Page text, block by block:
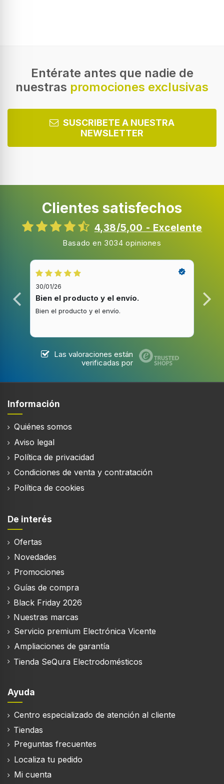
Código IP (International Protection)
CE, GS, ERP
Interior
Opciones de colocación
Piso, Pared
Negro
Material de la carcasa
Vidrio
Luz de indicación
Botones, Giratorio
Desempeño
1500 W
Ajustes de termostato
Entérate antes que nadie de
nuestras promociones exclusivas
SUSCRIBETE A NUESTRA
NEWSLETTER
Clientes satisfechos
4,38/5,00 - Excelente
Basado en 3034 opiniones
30/01/26
Bien el producto y el envío.
Bien el producto y el envío.
Las valoraciones están
verificadas por
Información
Quiénes somos
Aviso legal
Política de privacidad
Condiciones de venta y contratación
Política de cookies
De interés
Ofertas
Novedades
Promociones
Guías de compra
Black Friday 2026
Nuestras marcas
Servicio premium Electrónica Vicente
Ampliaciones de garantía
Tienda SeQura Electrodomésticos
Ayuda
Centro especializado de atención al cliente
Tiendas
Preguntas frecuentes
Localiza tu pedido
Mi cuenta